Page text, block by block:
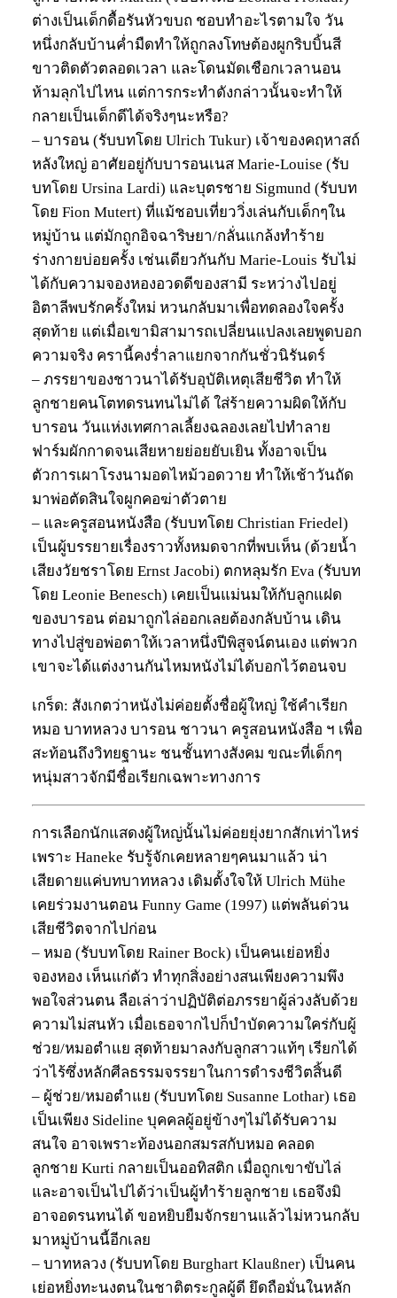
ต่างเป็นเด็กดื้อรันหัวขบถ ชอบทำอะไรตามใจ วัน
หนึ่งกลับบ้านค่ำมืดทำให้ถูกลงโทษต้องผูกริบบิ้นสี
ขาวติดตัวตลอดเวลา และโดนมัดเชือกเวลานอน
ห้ามลุกไปไหน แต่การกระทำดังกล่าวนั้นจะทำให้
กลายเป็นเด็กดีได้จริงๆนะหรือ?
– บารอน (รับบทโดย Ulrich Tukur) เจ้าของคฤหาสถ์
หลังใหญ่ อาศัยอยู่กับบารอนเนส Marie-Louise (รับ
บทโดย Ursina Lardi) และบุตรชาย Sigmund (รับบท
โดย Fion Mutert) ที่แม้ชอบเที่ยววิ่งเล่นกับเด็กๆใน
หมู่บ้าน แต่มักถูกอิจฉาริษยา/กลั่นแกล้งทำร้าย
ร่างกายบ่อยครั้ง เช่นเดียวกันกับ Marie-Louis รับไม่
ได้กับความจองหองอวดดีของสามี ระหว่างไปอยู่
อิตาลีพบรักครั้งใหม่ หวนกลับมาเพื่อทดลองใจครั้ง
สุดท้าย แต่เมื่อเขามิสามารถเปลี่ยนแปลงเลยพูดบอก
ความจริง ครานี้คงร่ำลาแยกจากกันชั่วนิรันดร์
– ภรรยาของชาวนาได้รับอุบัติเหตุเสียชีวิต ทำให้
ลูกชายคนโตทดรนทนไม่ได้ ใส่ร้ายความผิดให้กับ
บารอน วันแห่งเทศกาลเลี้ยงฉลองเลยไปทำลาย
ฟาร์มผักกาดจนเสียหายย่อยยับเยิน ทั้งอาจเป็น
ตัวการเผาโรงนามอดไหม้วอดวาย ทำให้เช้าวันถัด
มาพ่อตัดสินใจผูกคอฆ่าตัวตาย
– และครูสอนหนังสือ (รับบทโดย Christian Friedel)
เป็นผู้บรรยายเรื่องราวทั้งหมดจากที่พบเห็น (ด้วยน้ำ
เสียงวัยชราโดย Ernst Jacobi) ตกหลุมรัก Eva (รับบท
โดย Leonie Benesch) เคยเป็นแม่นมให้กับลูกแฝด
ของบารอน ต่อมาถูกไล่ออกเลยต้องกลับบ้าน เดิน
ทางไปสู่ขอพ่อตาให้เวลาหนึ่งปีพิสูจน์ตนเอง แต่พวก
เขาจะได้แต่งงานกันไหมหนังไม่ได้บอกไว้ตอนจบ
เกร็ด: สังเกตว่าหนังไม่ค่อยตั้งชื่อผู้ใหญ่ ใช้คำเรียก
หมอ บาทหลวง บารอน ชาวนา ครูสอนหนังสือ ฯ เพื่อ
สะท้อนถึงวิทยฐานะ ชนชั้นทางสังคม ขณะที่เด็กๆ
หนุ่มสาวจักมีชื่อเรียกเฉพาะทางการ
การเลือกนักแสดงผู้ใหญ่นั้นไม่ค่อยยุ่งยากสักเท่าไหร่
เพราะ Haneke รับรู้จักเคยหลายๆคนมาแล้ว น่า
เสียดายแค่บทบาทหลวง เดิมตั้งใจให้ Ulrich Mühe
เคยร่วมงานตอน Funny Game (1997) แต่พลันด่วน
เสียชีวิตจากไปก่อน
– หมอ (รับบทโดย Rainer Bock) เป็นคนเย่อหยิ่ง
จองหอง เห็นแก่ตัว ทำทุกสิ่งอย่างสนเพียงความพึง
พอใจส่วนตน ลือเล่าว่าปฏิบัติต่อภรรยาผู้ล่วงลับด้วย
ความไม่สนหัว เมื่อเธอจากไปก็บำบัดความใคร่กับผู้
ช่วย/หมอตำแย สุดท้ายมาลงกับลูกสาวแท้ๆ เรียกได้
ว่าไร้ซึ่งหลักศีลธรรมจรรยาในการดำรงชีวิตสิ้นดี
– ผู้ช่วย/หมอตำแย (รับบทโดย Susanne Lothar) เธอ
เป็นเพียง Sideline บุคคลผู้อยู่ข้างๆไม่ได้รับความ
สนใจ อาจเพราะท้องนอกสมรสกับหมอ คลอด
ลูกชาย Kurti กลายเป็นออทิสติก เมื่อถูกเขาขับไล่
และอาจเป็นไปได้ว่าเป็นผู้ทำร้ายลูกชาย เธอจึงมิ
อาจอดรนทนได้ ขอหยิบยืมจักรยานแล้วไม่หวนกลับ
มาหมู่บ้านนี้อีกเลย
– บาทหลวง (รับบทโดย Burghart Klaußner) เป็นคน
เย่อหยิ่งทะนงตนในชาติตระกูลผู้ดี ยึดถือมั่นในหลัก